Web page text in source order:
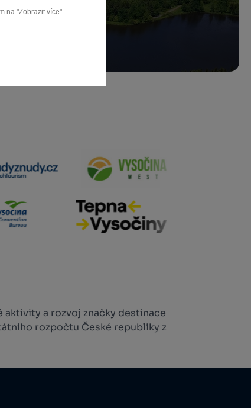
na "Zobrazit více".
a rozvoj značky destinace
rozpočtu České republiky z